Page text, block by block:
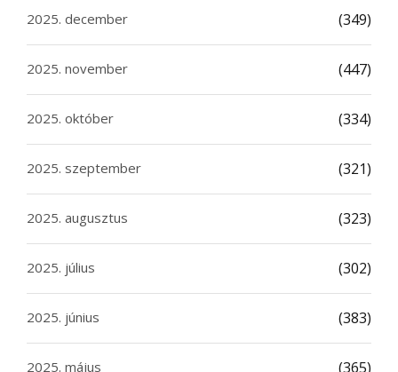
2025. december (349)
2025. november (447)
2025. október (334)
2025. szeptember (321)
2025. augusztus (323)
2025. július (302)
2025. június (383)
2025. május (365)